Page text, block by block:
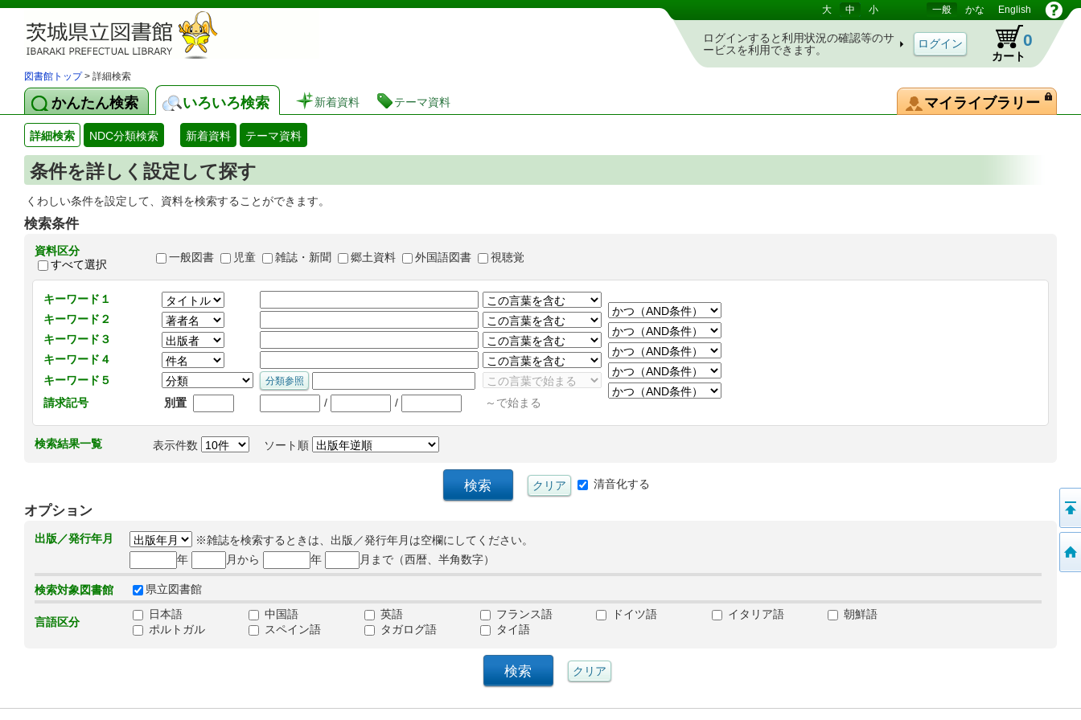
茨城県立図書館 蔵書検索・予約システム 大 中 小 一般 かな English
ログインすると利用状況の確認等のサ
ービスを利用できます。
カート
0
図書館トップ> 詳細検索
かんたん検索 いろいろ検索 新着資料 テーマ資料 マイライブラリー
詳細検索 NDC分類検索 新着資料 テーマ資料
条件を詳しく設定して探す
くわしい条件を設定して、資料を検索することができます。
検索条件
資料区分
すべて選択
一般図書 児童 雑誌・新聞 郷土資料 外国語図書 視聴覚
キーワード１
キーワード２
キーワード３
キーワード４
キーワード５
請求記号
別置 / / ～で始まる
検索結果一覧 表示件数 ソート順
清音化する
オプション
出版／発行年月
※雑誌を検索するときは、出版／発行年月は空欄にしてください。
年
月から 年 月まで（西暦、半角数字）
検索対象図書館 県立図書館
言語区分
日本語 中国語 英語 フランス語 ドイツ語 イタリア語
朝鮮語
ポルトガル
スペイン語 タガログ語 タイ語